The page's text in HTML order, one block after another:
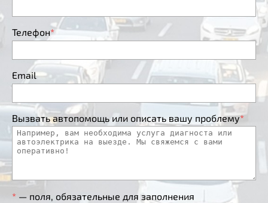
Телефон*
Email
Вызвать автопомощь или описать вашу проблему*
* — поля, обязательные для заполнения